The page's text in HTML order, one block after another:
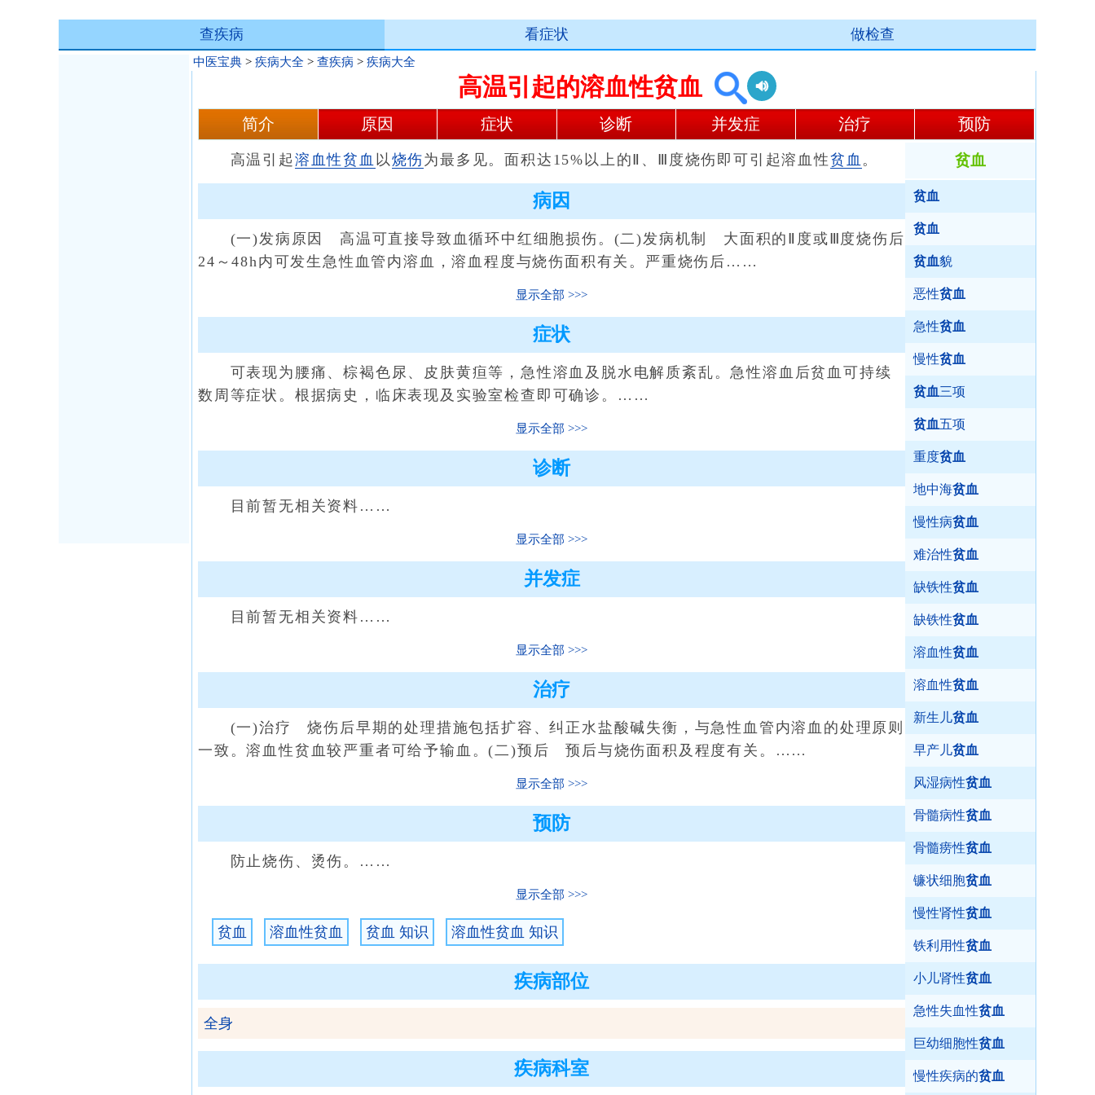
查疾病 看症状 做检查
中医宝典 > 疾病大全 > 查疾病 > 疾病大全
高温引起的溶血性贫血
简介 原因 症状 诊断 并发症 治疗 预防
贫血
贫血
贫血
贫血貌
恶性贫血
急性贫血
慢性贫血
贫血三项
贫血五项
重度贫血
地中海贫血
慢性病贫血
难治性贫血
缺铁性贫血
缺铁性贫血
溶血性贫血
溶血性贫血
新生儿贫血
早产儿贫血
风湿病性贫血
骨髓病性贫血
骨髓痨性贫血
镰状细胞贫血
慢性肾性贫血
铁利用性贫血
小儿肾性贫血
急性失血性贫血
巨幼细胞性贫血
慢性疾病的贫血
高温引起 溶血性贫血 以烧伤为最多见。面积达15%以上的Ⅱ、Ⅲ度烧伤即可引起溶血性贫血 。
病因
(一)发病原因 高温可直接导致血循环中红细胞损伤。(二)发病机制 大面积的Ⅱ度或Ⅲ度烧伤后
24～48h内可发生急性血管内溶血，溶血程度与烧伤面积有关。严重烧伤后……
显示全部
症状
可表现为腰痛、棕褐色尿、皮肤黄疸等，急性溶血及脱水电解质紊乱。急性溶血后贫血可持续
数周等症状。根据病史，临床表现及实验室检查即可确诊。……
显示全部
诊断
目前暂无相关资料……
显示全部
并发症
目前暂无相关资料……
显示全部
治疗
(一)治疗 烧伤后早期的处理措施包括扩容、纠正水盐酸碱失衡，与急性血管内溶血的处理原则
一致。溶血性贫血较严重者可给予输血。(二)预后 预后与烧伤面积及程度有关。……
显示全部
预防
防止烧伤、烫伤。……
显示全部
贫血 溶血性贫血 贫血 知识 溶血性贫血 知识
疾病部位
全身
疾病科室